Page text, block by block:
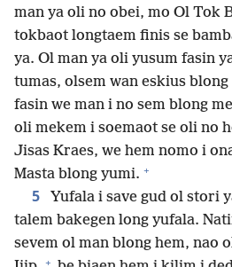
man ya oli no obei, mo Ol Tok
tokbaot longtaem finis se
ya. Ol man ya oli yusum fasin
tumas, olsem wan eskius
fasin we man i no sem blong
oli mekem i soemaot se oli no
Jisas Kraes, we hem nomo i
Masta blong yumi. +
5
Yufala i save gud ol stori
talem bakegen long yufala.
sevem ol man blong hem, nao
+